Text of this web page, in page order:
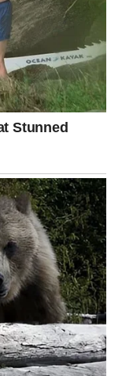
onda je to
vam sprema
vam da
ih najmanje
želje koju
o ljubavi,
je sigurno –
vas tokom
da se trud,